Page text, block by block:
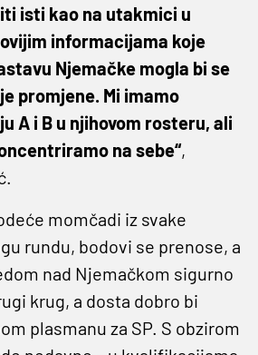
isti kao na utakmici u
informacijama koje
Njemačke mogla bi se
promjene. Mi imamo
A i B u njihovom rosteru, ali
na sebe“,
momčadi iz svake
rundu, bodovi se prenose, a
nad Njemačkom sigurno
krug, a dosta dobro bi
plasmanu za SP. S obzirom